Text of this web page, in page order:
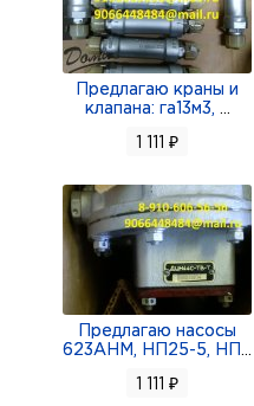
кран ГА-142/2; кран ГА-
ГА-186М;
Продам: клапан
зарядный 800600-1;
Предлагаю краны и
клапана: га13м3,
1 111 ₽
Предлагаю насосы
623АНМ, НП25-5, НП
1 111 ₽